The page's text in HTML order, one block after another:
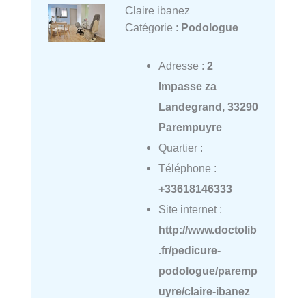
Claire ibanez
Catégorie : Podologue
Adresse : 2
Impasse za
Landegrand, 33290
Parempuyre
Quartier :
Téléphone :
+33618146333
Site internet :
http://www.doctolib
.fr/pedicure-
podologue/paremp
uyre/claire-ibanez